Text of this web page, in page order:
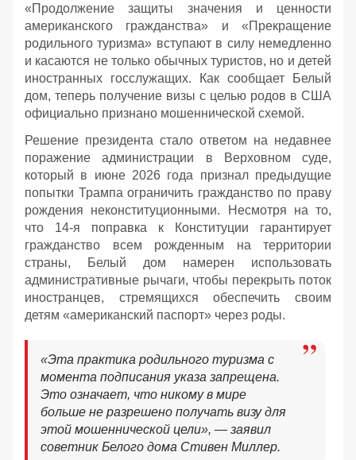
«Продолжение защиты значения и ценности
американского гражданства» и «Прекращение
родильного туризма» вступают в силу немедленно
и касаются не только обычных туристов, но и детей
иностранных госслужащих. Как сообщает Белый
дом, теперь получение визы с целью родов в США
официально признано мошеннической схемой.
Решение президента стало ответом на недавнее
поражение администрации в Верховном суде,
который в июне 2026 года признал предыдущие
попытки Трампа ограничить гражданство по праву
рождения неконституционными. Несмотря на то,
что 14-я поправка к Конституции гарантирует
гражданство всем рожденным на территории
страны, Белый дом намерен использовать
административные рычаги, чтобы перекрыть поток
иностранцев, стремящихся обеспечить своим
детям «американский паспорт» через роды.
«Эта практика родильного туризма с
момента подписания указа запрещена.
Это означает, что никому в мире
больше не разрешено получать визу для
этой мошеннической цели», — заявил
советник Белого дома Стивен Миллер.